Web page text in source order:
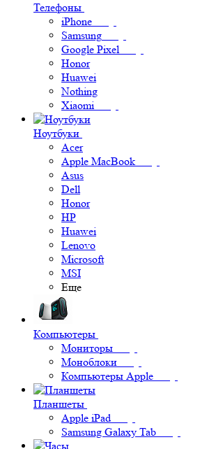
Телефоны
iPhone
Samsung
Google Pixel
Honor
Huawei
Nothing
Xiaomi
Ноутбуки
Acer
Apple MacBook
Asus
Dell
Honor
HP
Huawei
Lenovo
Microsoft
MSI
Еще
Компьютеры
Мониторы
Моноблоки
Компьютеры Apple
Планшеты
Apple iPad
Samsung Galaxy Tab